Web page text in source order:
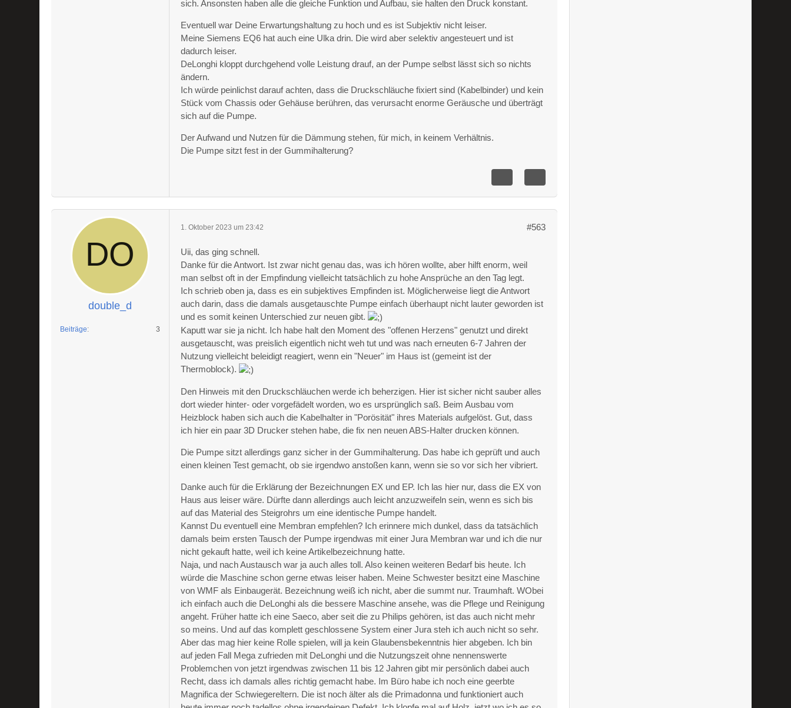
sich. Ansonsten haben alle die gleiche Funktion und Aufbau, sie halten den Druck konstant.
Eventuell war Deine Erwartungshaltung zu hoch und es ist Subjektiv nicht leiser.
Meine Siemens EQ6 hat auch eine Ulka drin. Die wird aber selektiv angesteuert und ist
dadurch leiser.
DeLonghi kloppt durchgehend volle Leistung drauf, an der Pumpe selbst lässt sich so nichts
ändern.
Ich würde peinlichst darauf achten, dass die Druckschläuche fixiert sind (Kabelbinder) und kein
Stück vom Chassis oder Gehäuse berühren, das verursacht enorme Geräusche und überträgt
sich auf die Pumpe.
Der Aufwand und Nutzen für die Dämmung stehen, für mich, in keinem Verhältnis.
Die Pumpe sitzt fest in der Gummihalterung?
double_d
Beiträge 3
1. Oktober 2023 um 23:42 #563
Uii, das ging schnell.
Danke für die Antwort. Ist zwar nicht genau das, was ich hören wollte, aber hilft enorm, weil
man selbst oft in der Empfindung vielleicht tatsächlich zu hohe Ansprüche an den Tag legt.
Ich schrieb oben ja, dass es ein subjektives Empfinden ist. Möglicherweise liegt die Antwort
auch darin, dass die damals ausgetauschte Pumpe einfach überhaupt nicht lauter geworden ist
und es somit keinen Unterschied zur neuen gibt.
Kaputt war sie ja nicht. Ich habe halt den Moment des "offenen Herzens" genutzt und direkt
ausgetauscht, was preislich eigentlich nicht weh tut und was nach erneuten 6-7 Jahren der
Nutzung vielleicht beleidigt reagiert, wenn ein "Neuer" im Haus ist (gemeint ist der
Thermoblock).
Den Hinweis mit den Druckschläuchen werde ich beherzigen. Hier ist sicher nicht sauber alles
dort wieder hinter- oder vorgefädelt worden, wo es ursprünglich saß. Beim Ausbau vom
Heizblock haben sich auch die Kabelhalter in "Porösität" ihres Materials aufgelöst. Gut, dass
ich hier ein paar 3D Drucker stehen habe, die fix nen neuen ABS-Halter drucken können.
Die Pumpe sitzt allerdings ganz sicher in der Gummihalterung. Das habe ich geprüft und auch
einen kleinen Test gemacht, ob sie irgendwo anstoßen kann, wenn sie so vor sich her vibriert.
Danke auch für die Erklärung der Bezeichnungen EX und EP. Ich las hier nur, dass die EX von
Haus aus leiser wäre. Dürfte dann allerdings auch leicht anzuzweifeln sein, wenn es sich bis
auf das Material des Steigrohrs um eine identische Pumpe handelt.
Kannst Du eventuell eine Membran empfehlen? Ich erinnere mich dunkel, dass da tatsächlich
damals beim ersten Tausch der Pumpe irgendwas mit einer Jura Membran war und ich die nur
nicht gekauft hatte, weil ich keine Artikelbezeichnung hatte.
Naja, und nach Austausch war ja auch alles toll. Also keinen weiteren Bedarf bis heute. Ich
würde die Maschine schon gerne etwas leiser haben. Meine Schwester besitzt eine Maschine
von WMF als Einbaugerät. Bezeichnung weiß ich nicht, aber die summt nur. Traumhaft. WObei
ich einfach auch die DeLonghi als die bessere Maschine ansehe, was die Pflege und Reinigung
angeht. Früher hatte ich eine Saeco, aber seit die zu Philips gehören, ist das auch nicht mehr
so meins. Und auf das komplett geschlossene System einer Jura steh ich auch nicht so sehr.
Aber das mag hier keine Rolle spielen, will ja kein Glaubensbekenntnis hier abgeben. Ich bin
auf jeden Fall Mega zufrieden mit DeLonghi und die Nutzungszeit ohne nennenswerte
Problemchen von jetzt irgendwas zwischen 11 bis 12 Jahren gibt mir persönlich dabei auch
Recht, dass ich damals alles richtig gemacht habe. Im Büro habe ich noch eine geerbte
Magnifica der Schwiegereltern. Die ist noch älter als die Primadonna und funktioniert auch